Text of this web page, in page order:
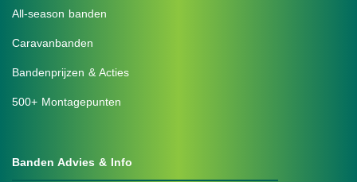
All-season banden
Caravanbanden
Bandenprijzen & Acties
500+ Montagepunten
Banden Advies & Info